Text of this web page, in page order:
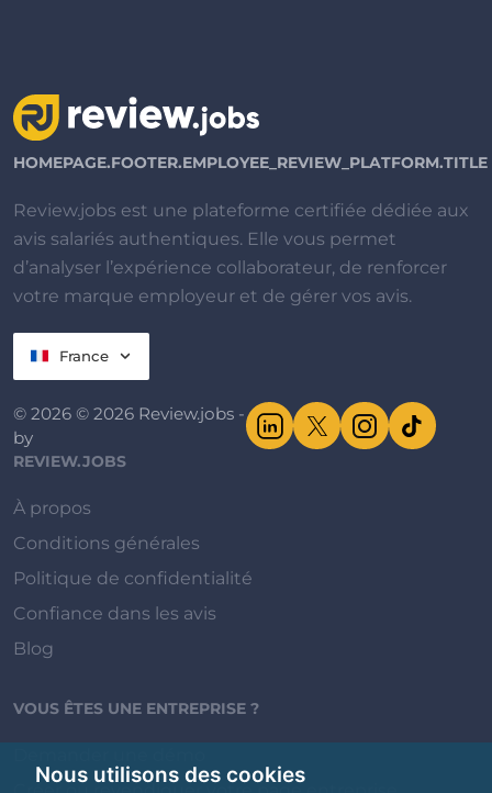
Nous utilisons des cookies
HOMEPAGE.FOOTER.EMPLOYEE_REVIEW_PLATFORM.TITLE
Review.jobs est une plateforme certifiée dédiée aux
avis salariés authentiques. Elle vous permet
d’analyser l’expérience collaborateur, de renforcer
votre marque employeur et de gérer vos avis.
France
© 2026 © 2026 Review.jobs -
by
REVIEW.JOBS
À propos
Conditions générales
Politique de confidentialité
Confiance dans les avis
Blog
VOUS ÊTES UNE ENTREPRISE ?